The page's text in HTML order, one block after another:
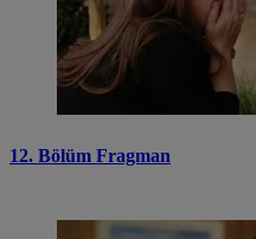
12. Bölüm Fragman